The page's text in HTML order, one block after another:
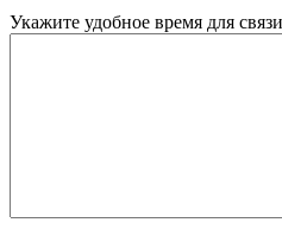
Укажите удобное время для связи